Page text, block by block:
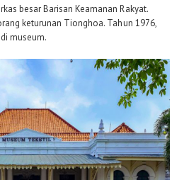
besar Barisan Keamanan Rakyat.
keturunan Tionghoa. Tahun 1976,
museum.